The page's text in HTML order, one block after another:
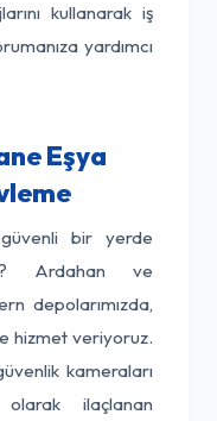
kullanarak iş
yardımcı
Eşya
güvenli bir yerde
Ardahan ve
depolarımızda,
hizmet veriyoruz.
kameraları
ilaçlanan